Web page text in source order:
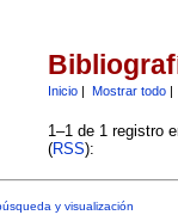
Inicio| Mostrar todo|
1–1 de 1 registro
(RSS):
y visualización